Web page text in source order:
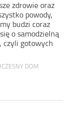
zdrowie oraz
powody,
budzi coraz
o samodzielną
czyli gotowych
DOM